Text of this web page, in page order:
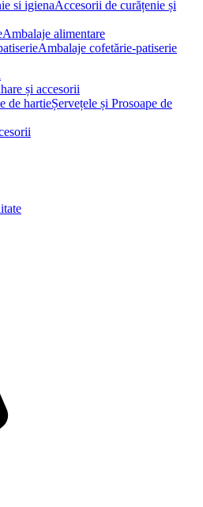
Accesorii de curățenie și
Ambalaje alimentare
Ambalaje cofetărie-patiserie
și accesorii
Șervețele și Prosoape de